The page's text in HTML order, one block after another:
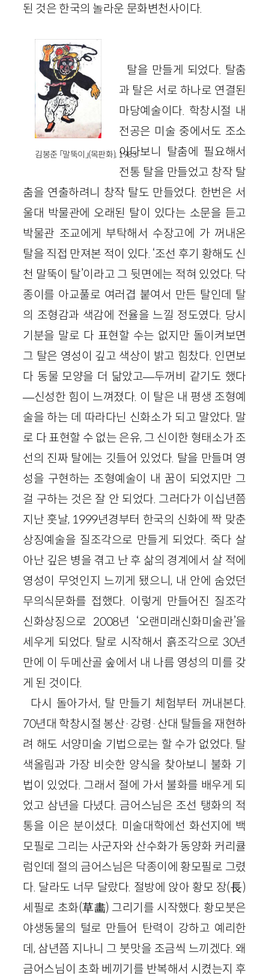
된 것은 한국의 놀라운 문화변천사이다.
김봉준 「말뚝이」(목판화), 1983.
탈을 만들게 되었다. 탈춤
과 탈은 서로 하나로 연결된
마당예술이다. 학창시절 내
전공은 미술 중에서도 조소
이다보니 탈춤에 필요해서
전통 탈을 만들었고 창작 탈
춤을 연출하려니 창작 탈도 만들었다. 한번은 서
울대 박물관에 오래된 탈이 있다는 소문을 듣고
박물관 조교에게 부탁해서 수장고에 가 꺼내온
탈을 직접 만져본 적이 있다. ‘조선 후기 황해도 신
천 말뚝이 탈’이라고 그 뒷면에는 적혀 있었다. 닥
종이를 아교풀로 여러겹 붙여서 만든 탈인데 탈
의 조형감과 색감에 전율을 느낄 정도였다. 당시
기분을 말로 다 표현할 수는 없지만 돌이켜보면
그 탈은 영성이 깊고 색상이 밝고 힘찼다. 인면보
다 동물 모양을 더 닮았고—두꺼비 같기도 했다
—신성한 힘이 느껴졌다. 이 탈은 내 평생 조형예
술을 하는 데 따라다닌 신화소가 되고 말았다. 말
로 다 표현할 수 없는 은유, 그 신이한 형태소가 조
선의 진짜 탈에는 깃들어 있었다. 탈을 만들며 영
성을 구현하는 조형예술이 내 꿈이 되었지만 그
걸 구하는 것은 잘 안 되었다. 그러다가 이십년쯤
지난 훗날, 1999년경부터 한국의 신화에 짝 맞춘
상징예술을 질조각으로 만들게 되었다. 죽다 살
아난 깊은 병을 겪고 난 후 삶의 경계에서 살 적에
영성이 무엇인지 느끼게 됐으니, 내 안에 숨었던
무의식문화를 접했다. 이렇게 만들어진 질조각
신화상징으로 2008년 ‘오랜미래신화미술관’을
세우게 되었다. 탈로 시작해서 흙조각으로 30년
만에 이 두메산골 숲에서 내 나름 영성의 미를 갖
게 된 것이다.
다시 돌아가서, 탈 만들기 체험부터 꺼내본다.
70년대 학창시절 봉산·강령·산대 탈들을 재현하
려 해도 서양미술 기법으로는 할 수가 없었다. 탈
색올림과 가장 비슷한 양식을 찾아보니 불화 기
법이 있었다. 그래서 절에 가서 불화를 배우게 되
었고 삼년을 다녔다. 금어스님은 조선 탱화의 적
통을 이은 분이셨다. 미술대학에선 화선지에 백
모필로 그리는 사군자와 산수화가 동양화 커리큘
럼인데 절의 금어스님은 닥종이에 황모필로 그렸
다. 달라도 너무 달랐다. 절방에 앉아 황모 장(長)
세필로 초화(草畵) 그리기를 시작했다. 황모붓은
야생동물의 털로 만들어 탄력이 강하고 예리한
데, 삼년쯤 지나니 그 붓맛을 조금씩 느끼겠다. 왜
금어스님이 초화 베끼기를 반복해서 시켰는지 후